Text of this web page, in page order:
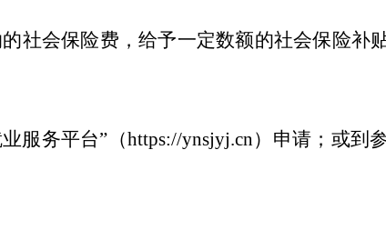
社会保险费，给予一定数额的社会保险补
服务平台” （https://ynsjyj.cn）申请；或到